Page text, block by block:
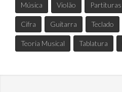
Música Violão Partituras
Cifra Guitarra Teclado
Teoria Musical Tablatura